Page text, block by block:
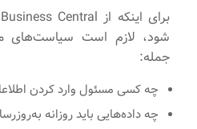
شود، لازم است سیاست‌های
جمله:
چه کسی مسئول وارد کردن
چه داده‌هایی باید روزانه